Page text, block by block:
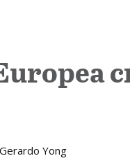
Gerardo Yong